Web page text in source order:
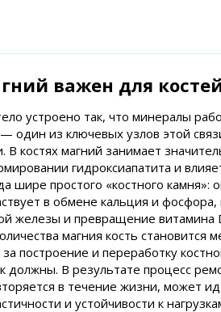
важен для
устроено так, что минералы
один из ключевых узлов этой
В костях магний занимает
гидроксиапатита и
шире простого «костного камня»:
в обмене кальция и фосфора,
железы и превращение витамина
магния кость становится
построение и переработку
должны. В результате процесс
в течение жизни, может
и устойчивости к